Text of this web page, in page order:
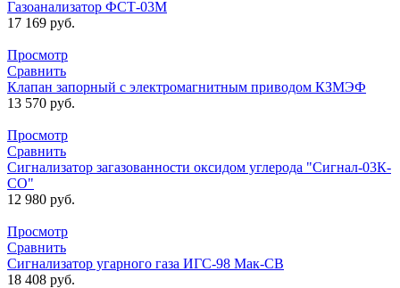
Газоанализатор ФСТ-03М
17 169 руб.
Просмотр
Сравнить
Клапан запорный с электромагнитным приводом КЗМЭФ
13 570 руб.
Просмотр
Сравнить
Сигнализатор загазованности оксидом углерода "Сигнал-03К-
СО"
12 980 руб.
Просмотр
Сравнить
Сигнализатор угарного газа ИГС-98 Мак-СВ
18 408 руб.